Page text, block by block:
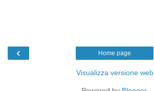
‹ Home page
Visualizza versione web